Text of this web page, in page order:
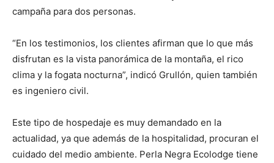
campaña para dos personas.
“En los testimonios, los clientes afirman que lo que más
disfrutan es la vista panorámica de la montaña, el rico
clima y la fogata nocturna”, indicó Grullón, quien también
es ingeniero civil.
Este tipo de hospedaje es muy demandado en la
actualidad, ya que además de la hospitalidad, procuran el
cuidado del medio ambiente. Perla Negra Ecolodge tiene